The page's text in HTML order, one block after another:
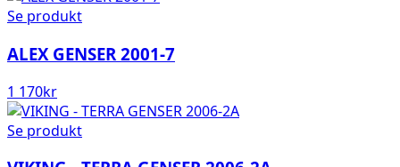
Se produkt
ALEX GENSER 2001-7
1 170kr
Se produkt